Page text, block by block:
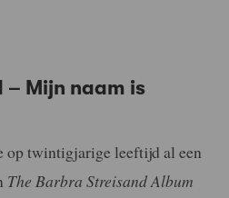
– Mijn naam is
op twintigjarige leeftijd al een
The Barbra Streisand Album